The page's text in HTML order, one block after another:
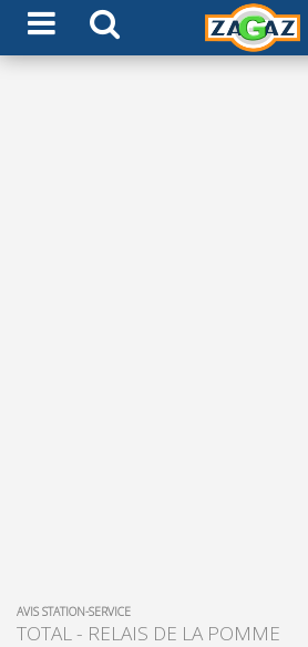
AVIS STATION-SERVICE
TOTAL - RELAIS DE LA POMME